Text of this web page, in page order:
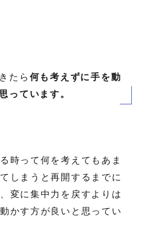
たら 何も考えずに手を動
っています。
時って何を考えてもあま
しまうと再開するまでに
変に集中力を戻すよりは
かす方が良いと思ってい